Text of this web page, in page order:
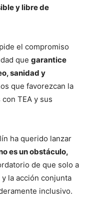
y libre de
pide el compromiso
que garantice
sanidad y
que favorezcan la
TEA y sus
ha querido lanzar
es un obstáculo,
de que solo a
la acción conjunta
inclusivo.